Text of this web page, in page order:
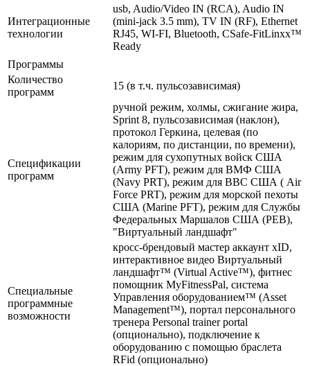
Интеграционные
технологии
usb, Audio/Video IN (RCA), Audio IN
(mini-jack 3.5 mm), TV IN (RF), Ethernet
RJ45, WI-FI, Bluetooth, CSafe-FitLinxx™
Ready
Программы
Количество
программ
15 (в т.ч. пульсозависимая)
Спецификации
программ
ручной режим, холмы, сжигание жира,
Sprint 8, пульсозависимая (наклон),
протокол Геркина, целевая (по
калориям, по дистанции, по времени),
режим для сухопутных войск США
(Аrmy PFT), режим для ВМФ США
(Navy PRT), режим для ВВС США ( Air
Force PRT), режим для морской пехоты
США (Marine PFT), режим для Службы
Федеральных Маршалов США (PEB),
"Виртуальный ландшафт"
Специальные
программные
возможности
кросс-брендовый мастер аккаунт xID,
интерактивное видео Виртуальный
ландшафт™ (Virtual Active™), фитнес
помощник MyFitnessPal, система
Управления оборудованием™ (Asset
Management™), портал персонального
тренера Personal trainer portal
(опционально), подключение к
оборудованию с помощью браслета
RFid (опционально)